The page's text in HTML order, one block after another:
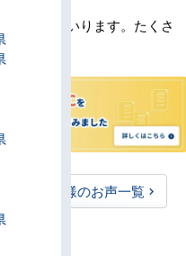
新してまいります。たくさ
全国のお客様のお声一覧